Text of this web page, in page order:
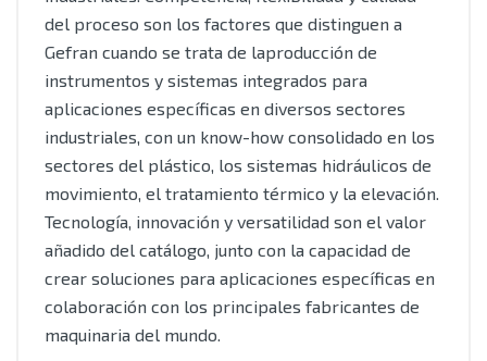
del proceso son los factores que distinguen a
Gefran cuando se trata de laproducción de
instrumentos y sistemas integrados para
aplicaciones específicas en diversos sectores
industriales, con un know-how consolidado en los
sectores del plástico, los sistemas hidráulicos de
movimiento, el tratamiento térmico y la elevación.
Tecnología, innovación y versatilidad son el valor
añadido del catálogo, junto con la capacidad de
crear soluciones para aplicaciones específicas en
colaboración con los principales fabricantes de
maquinaria del mundo.